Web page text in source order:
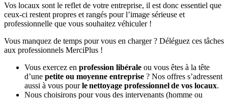
Vos locaux sont le reflet de votre entreprise, il est donc essentiel que
ceux-ci restent propres et rangés pour l’image sérieuse et
professionnelle que vous souhaitez véhiculer !
Vous manquez de temps pour vous en charger ? Déléguez ces tâches
aux professionnels MerciPlus !
Vous exercez en profession libérale ou vous êtes à la tête
d’une petite ou moyenne entreprise ? Nos offres s’adressent
aussi à vous pourle nettoyage professionnel de vos locaux.
Nous choisirons pour vous des intervenants (homme ou